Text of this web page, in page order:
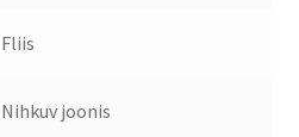
Fliis
Nihkuv joonis